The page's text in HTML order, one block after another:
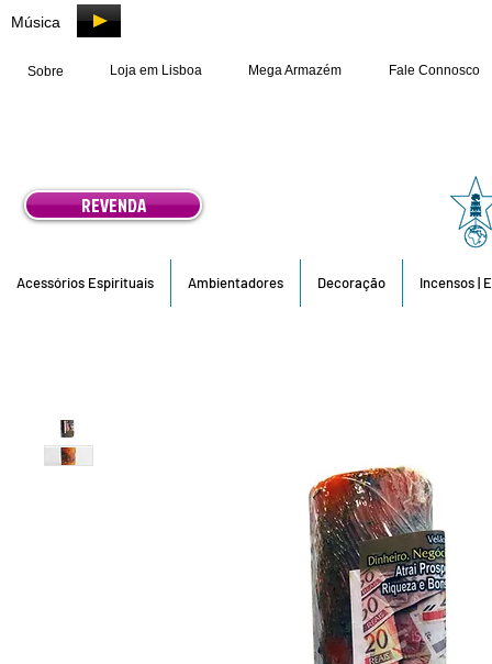
Música
Sobre Loja em Lisboa Mega Armazém Fale Connosco
REVENDA
Acessórios Espirituais Ambientadores Decoração Incensos |